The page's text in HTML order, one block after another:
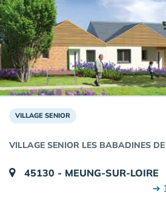
VILLAGE SENIOR
VILLAGE SENIOR LES BABADINES
45130 - MEUNG-SUR-LOIRE
➔